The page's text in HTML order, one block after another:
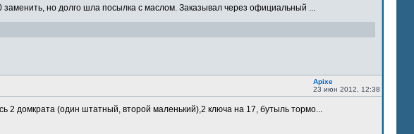
но долго шла посылка с маслом. Заказывал через официальный ...
Apixe
23 июн 2012, 12:38
домкрата (один штатный, второй маленький),2 ключа на 17, бутыль тормо...